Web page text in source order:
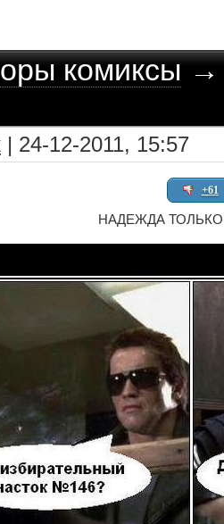
комиксы
| 24-12-2011, 15:57
+61
НАДЕЖДА